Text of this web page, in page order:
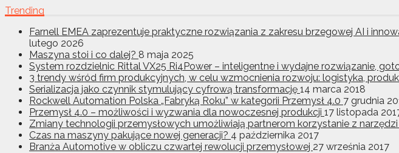
Trending
Farnell EMEA zaprezentuje praktyczne rozwiązania z zakresu brzegowej AI i
lutego 2026
Maszyna stoi i co dalej? 8 maja 2025
System rozdzielnic Rittal VX25 Ri4Power – inteligentne i wydajne rozwiązanie,
3 trendy wśród firm produkcyjnych, w celu wzmocnienia rozwoju: logistyka,
Serializacja jako czynnik stymulujący cyfrową transformację 14 marca 2018
Rockwell Automation Polska „Fabryką Roku” w kategorii Przemysł 4.0 7 grudnia
Przemysł 4.0 – możliwości i wyzwania dla nowoczesnej produkcji 17 listopada
Zmiany technologii przemysłowych umożliwiają partnerom korzystanie z narzędzi
Czas na maszyny pakujące nowej generacji? 4 października 2017
Branża Automotive w obliczu czwartej rewolucji przemysłowej 27 września 2017